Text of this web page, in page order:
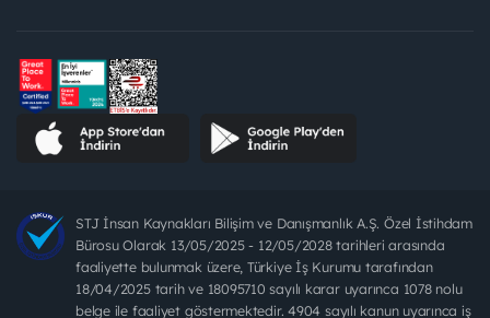
STJ İnsan Kaynakları Bilişim ve Danışmanlık A.Ş. Özel İstihdam
Bürosu Olarak 13/05/2025 - 12/05/2028 tarihleri arasında
faaliyette bulunmak üzere, Türkiye İş Kurumu tarafından
18/04/2025 tarih ve 18095710 sayılı karar uyarınca 1078 nolu
belge ile faaliyet göstermektedir. 4904 sayılı kanun uyarınca iş